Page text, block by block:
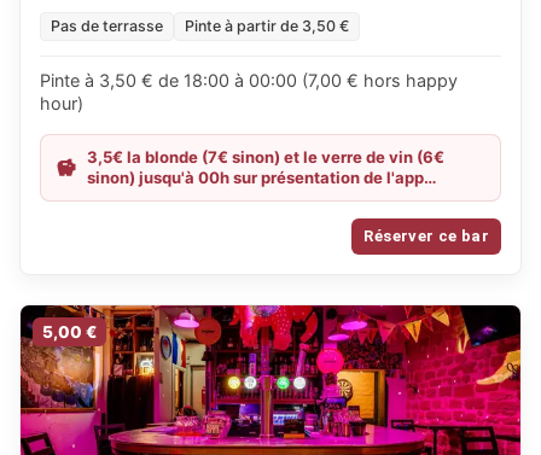
Pas de terrasse Pinte à partir de 3,50 €
Pinte à 3,50 € de 18:00 à 00:00 (7,00 € hors happy
hour)
3,5€ la blonde (7€ sinon) et le verre de vin (6€
sinon) jusqu'à 00h sur présentation de l'app
MisterGoodBeer
Réserver ce bar
5,00 €